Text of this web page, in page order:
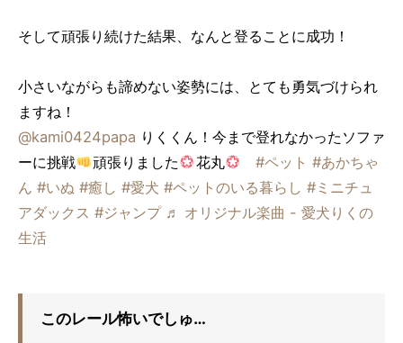
そして頑張り続けた結果、なんと登ることに成功！
小さいながらも諦めない姿勢には、とても勇気づけられ
ますね！
@kami0424papa りくくん！今まで登れなかったソファ
ーに挑戦
頑張りました 花丸 #ペット #あかちゃ
ん #いぬ #癒し #愛犬 #ペットのいる暮らし #ミニチュ
アダックス #ジャンプ ♬ オリジナル楽曲 - 愛犬りくの
生活
このレール怖いでしゅ…